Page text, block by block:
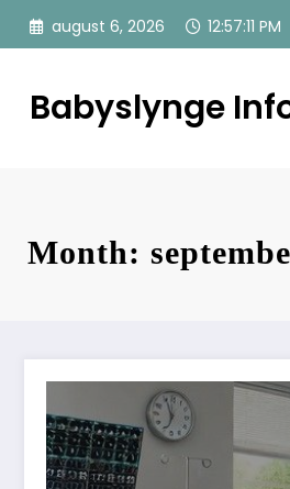
Videre
august 6, 2026 12:57:12 PM
Babyslynge
Month:
Betydningen af rengøring